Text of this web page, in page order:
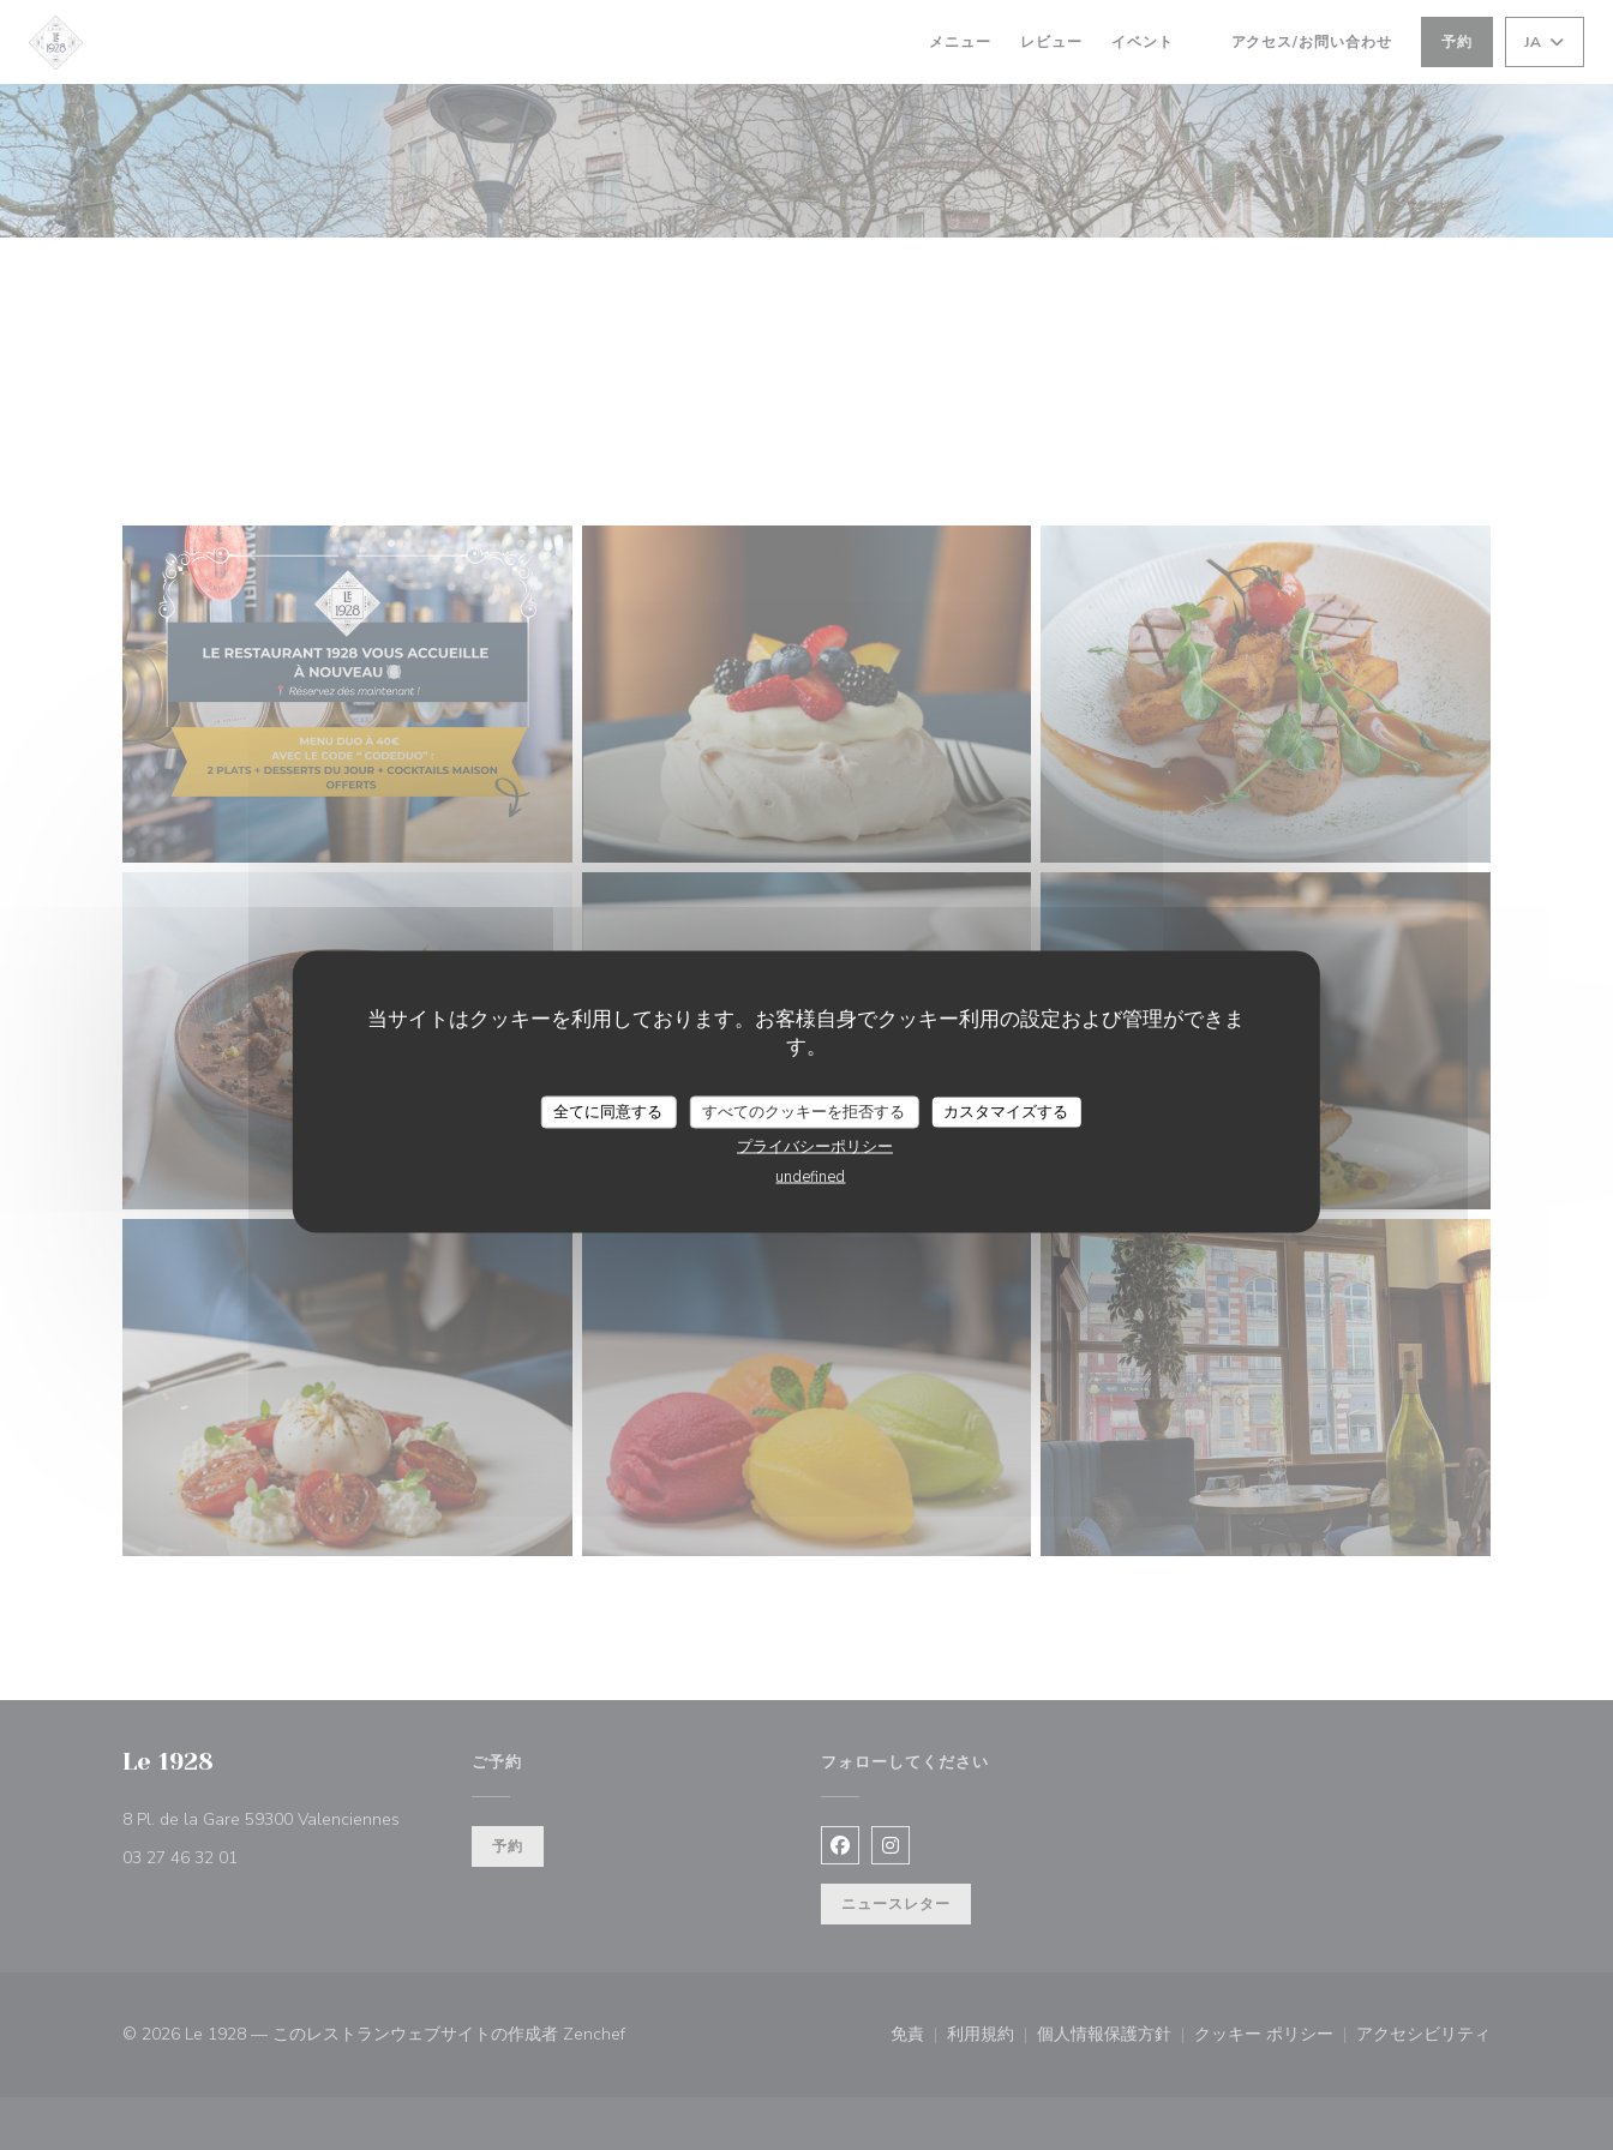
クッキー利用の管理について
当サイトはクッキーを利用しております。お客様自身でクッキー利用の設定および管理ができま
す。
全てに同意する すべてのクッキーを拒否する
カスタマイズする
プライバシーポリシー
undefined
メニュー レビュー イベント
((新しいウィンドウで開きます))
アクセス/お問い合わせ 予約 JA
Le 1928
8 Pl. de la Gare 59300 Valenciennes
03 27 46 32 01
ご予約
予約
フォローしてください
Facebook ((新しいウィンドウで開きます))
Instagram ((新しいウィンドウで開きます))
ニュースレター
© 2026 Le 1928 — このレストランウェブサイトの作成者 Zenchef((新しいウィンドウで開きます)) 免責
((新しいウィンドウで開きます))
利用規約
((新しいウィンドウで開きます))
個人情報保護方針
((新しいウィンドウで開きます))
クッキー ポリシー
((新しいウィンドウで開きます))
アクセシビリティ
((新しいウィンドウで開